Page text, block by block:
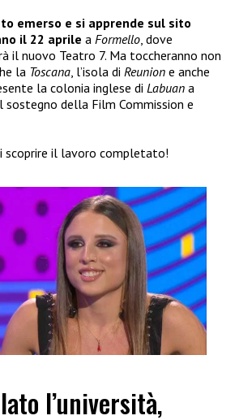
emerso e si apprende sul sito
il 22 aprile a Formello, dove
il nuovo Teatro 7. Ma toccheranno non
la Toscana, l’isola di Reunion e anche
la colonia inglese di Labuan a
sostegno della Film Commission e
scoprire il lavoro completato!
l’università,